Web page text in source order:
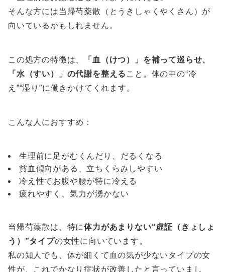
そんな方には当帰芍薬散（とうきしゃくやくさん）が
向いているかもしれません。
この処方の特徴は、
「血（けつ）」を補って巡らせ、
「水（すい）」の代謝を整える こと。体の中の“冷
え”“湿り”に働きかけてくれます。
こんな人におすすめ：
生理前に足がむくんだり、だるくなる
貧血傾向がある、立ちくらみしやすい
冷え性でお腹や腰が特に冷える
疲れやすく、気力が湧かない
当帰芍薬散は、特に体力があまりない“虚証（きょしょ
う）”タイプの女性に向いています。
私の知人でも、体が細くて血の気が少ないタイプの女
性が、これでかなり症状が改善したと言っていまし